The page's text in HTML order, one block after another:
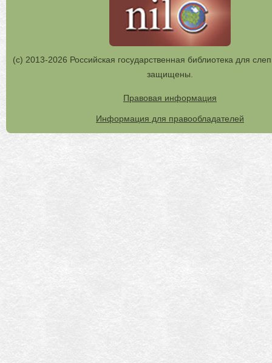
(с) 2013-2026 Российская государственная библиотека для
защищены.
Правовая информация
Информация для правообладателей